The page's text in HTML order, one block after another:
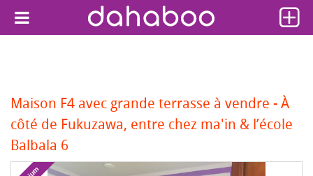
Maison F4 avec grande terrasse à vendre - À
côté de Fukuzawa, entre chez ma'in & l’école
Balbala 6